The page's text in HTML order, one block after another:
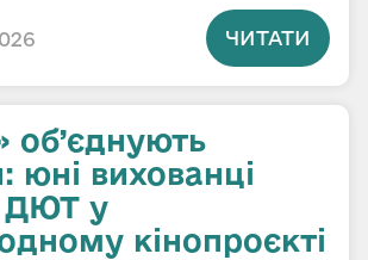
ЧИТАТИ
об’єднують
юні вихованці
ДЮТ у
кінопроєкті